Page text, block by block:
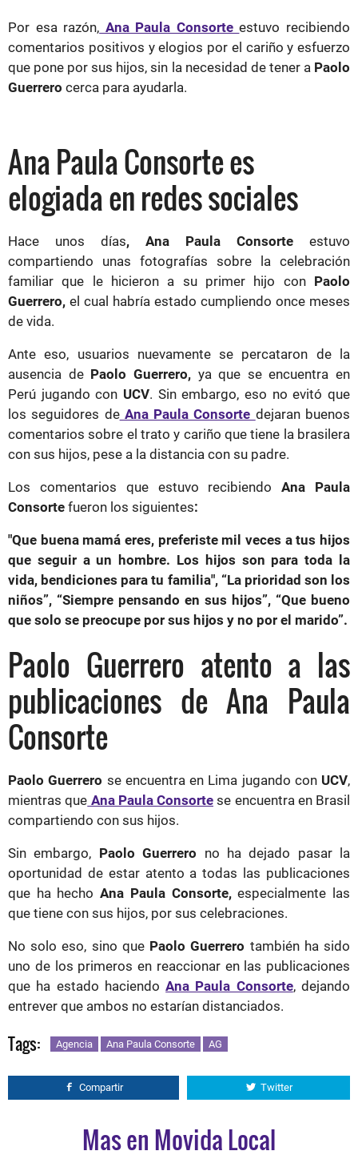
Por esa razón, Ana Paula Consorteestuvo recibiendo
comentarios positivos y elogios por el cariño y esfuerzo
que pone por sus hijos, sin la necesidad de tener a Paolo
Guerrero cerca para ayudarla.
Ana Paula Consorte es
elogiada en redes sociales
Hace unos días, Ana Paula Consorte estuvo
compartiendo unas fotografías sobre la celebración
familiar que le hicieron a su primer hijo con Paolo
Guerrero, el cual habría estado cumpliendo once meses
de vida.
Ante eso, usuarios nuevamente se percataron de la
ausencia de Paolo Guerrero,ya que se encuentra en
Perú jugando con UCV. Sin embargo, eso no evitó que
los seguidores deAna Paula Consorte dejaran buenos
comentarios sobre el trato y cariño que tiene la brasilera
con sus hijos, pese a la distancia con su padre.
Los comentarios que estuvo recibiendo Ana Paula
Consorte fueron los siguientes:
"Que buena mamá eres, preferiste mil veces a tus hijos
que seguir a un hombre. Los hijos son para toda la
vida, bendiciones para tu familia", “La prioridad son los
niños”, “Siempre pensando en sus hijos”, “Que bueno
que solo se preocupe por sus hijos y no por el marido”.
Paolo Guerrero atento a las
publicaciones de Ana Paula
Consorte
Paolo Guerrero se encuentra en Lima jugando con UCV,
mientras que Ana Paula Consorte se encuentra en Brasil
compartiendo con sus hijos.
Sin embargo, Paolo Guerrero no ha dejado pasar la
oportunidad de estar atento a todas las publicaciones
que ha hecho Ana Paula Consorte,especialmente las
que tiene con sus hijos, por sus celebraciones.
No solo eso, sino que Paolo Guerrero también ha sido
uno de los primeros en reaccionar en las publicaciones
que ha estado haciendoAna Paula Consorte, dejando
entrever que ambos no estarían distanciados.
Tags: Agencia Ana Paula Consorte AG
Compartir Twitter
Mas en Movida Local